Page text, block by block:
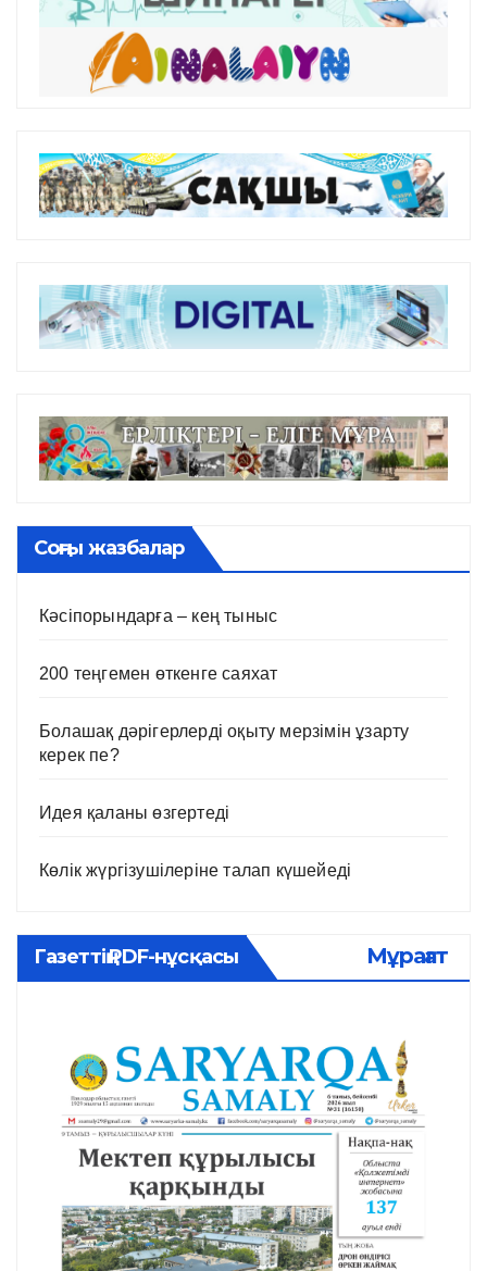
Соңғы жазбалар
Кәсіпорындарға – кең тыныс
200 теңгемен өткенге саяхат
Болашақ дәрігерлерді оқыту мерзімін ұзарту
керек пе?
Идея қаланы өзгертеді
Көлік жүргізушілеріне талап күшейеді
Газеттің PDF-нұсқасы Мұрағат